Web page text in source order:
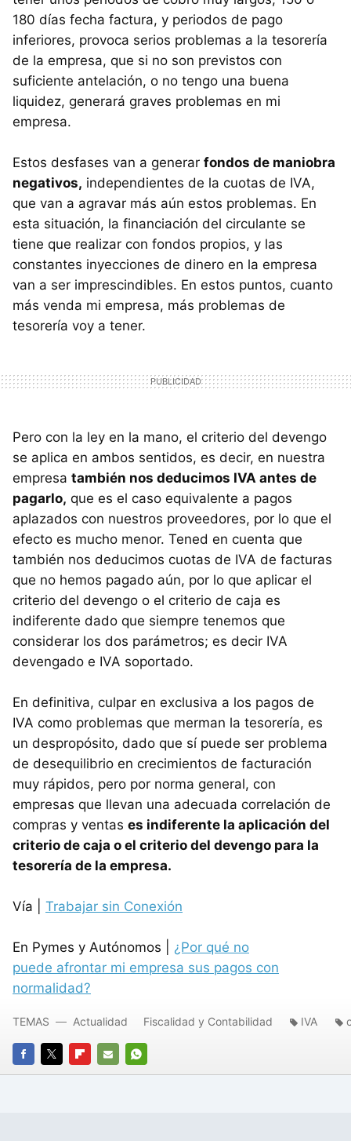
180 días fecha factura, y periodos de pago
inferiores, provoca serios problemas a la tesorería
de la empresa, que si no son previstos con
suficiente antelación, o no tengo una buena
liquidez, generará graves problemas en mi
empresa.
Estos desfases van a generar fondos de maniobra
negativos, independientes de la cuotas de IVA,
que van a agravar más aún estos problemas. En
esta situación, la financiación del circulante se
tiene que realizar con fondos propios, y las
constantes inyecciones de dinero en la empresa
van a ser imprescindibles. En estos puntos, cuanto
más venda mi empresa, más problemas de
tesorería voy a tener.
Pero con la ley en la mano, el criterio del devengo
se aplica en ambos sentidos, es decir, en nuestra
empresa también nos deducimos IVA antes de
pagarlo, que es el caso equivalente a pagos
aplazados con nuestros proveedores, por lo que el
efecto es mucho menor. Tened en cuenta que
también nos deducimos cuotas de IVA de facturas
que no hemos pagado aún, por lo que aplicar el
criterio del devengo o el criterio de caja es
indiferente dado que siempre tenemos que
considerar los dos parámetros; es decir IVA
devengado e IVA soportado.
En definitiva, culpar en exclusiva a los pagos de
IVA como problemas que merman la tesorería, es
un despropósito, dado que sí puede ser problema
de desequilibrio en crecimientos de facturación
muy rápidos, pero por norma general, con
empresas que llevan una adecuada correlación de
compras y ventas es indiferente la aplicación del
criterio de caja o el criterio del devengo para la
tesorería de la empresa.
Vía | Trabajar sin Conexión
En Pymes y Autónomos | ¿Por qué no
puede afrontar mi empresa sus pagos con
normalidad?
FACEBOOK
TWITTERFLIPBOARD
E-
WHATSAPP
TEMAS Actualidad Fiscalidad y Contabilidad IVA